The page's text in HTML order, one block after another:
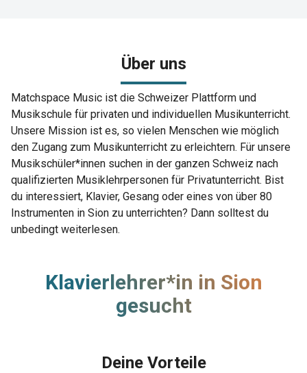
Über uns
Matchspace Music ist die Schweizer Plattform und
Musikschule für privaten und individuellen Musikunterricht.
Unsere Mission ist es, so vielen Menschen wie möglich
den Zugang zum Musikunterricht zu erleichtern. Für unsere
Musikschüler*innen suchen in der ganzen Schweiz nach
qualifizierten Musiklehrpersonen für Privatunterricht. Bist
du interessiert, Klavier, Gesang oder eines von über 80
Instrumenten in Sion zu unterrichten? Dann solltest du
unbedingt weiterlesen.
Klavierlehrer*in in Sion
gesucht
Deine Vorteile